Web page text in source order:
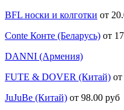
BFL носки и колготки от
Conte Конте (Беларусь) от
DANNI (Армения)
FUTE & DOVER (Китай)
JuJuBe (Китай) от 98.00 руб